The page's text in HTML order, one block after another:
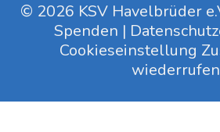
© 2026 KSV Havelbrüder
Spenden |
Cookieseinstellung
wiederrufen